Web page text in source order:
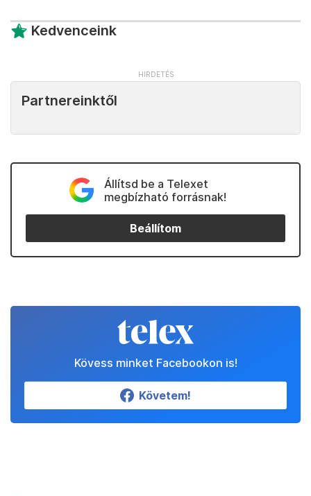
Kedvenceink
Partnereinktől
Állítsd be a Telexet
megbízható forrásnak!
Beállítom
Kövess minket Facebookon is!
Követem!